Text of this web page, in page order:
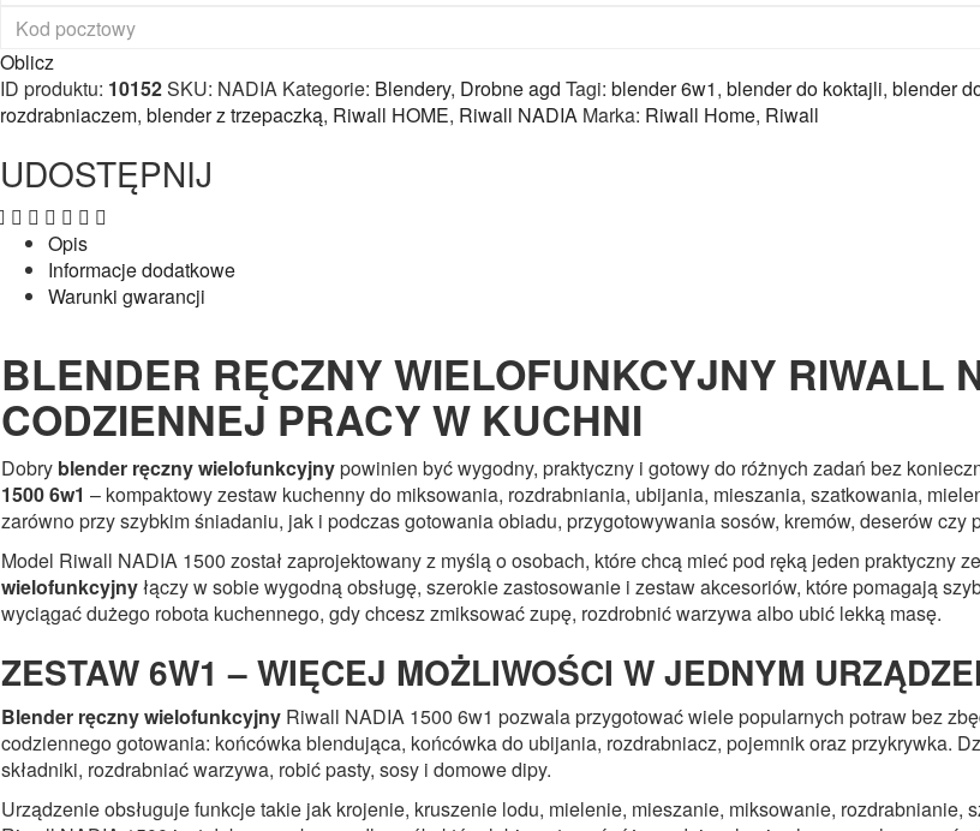
Oblicz
ID produktu: 10152SKU: NADIA Kategorie: Blendery, Drobne agd Tagi: blender 6w1, blender do koktajli, blender
rozdrabniaczem, blender z trzepaczką, Riwall HOME, Riwall NADIA Marka: Riwall Home, Riwall
UDOSTĘPNIJ
Opis
Informacje dodatkowe
Warunki gwarancji
BLENDER RĘCZNY WIELOFUNKCYJNY RIWALL
CODZIENNEJ PRACY W KUCHNI
Dobry blender ręczny wielofunkcyjnypowinien być wygodny, praktyczny i gotowy do różnych zadań bez
1500 6w1 – kompaktowy zestaw kuchenny do miksowania, rozdrabniania, ubijania, mieszania, szatkowania,
zarówno przy szybkim śniadaniu, jak i podczas gotowania obiadu, przygotowywania sosów, kremów, deserów czy
Model Riwall NADIA 1500 został zaprojektowany z myślą o osobach, które chcą mieć pod ręką jeden praktyczny
wielofunkcyjnyłączy w sobie wygodną obsługę, szerokie zastosowanie i zestaw akcesoriów, które pomagają
wyciągać dużego robota kuchennego, gdy chcesz zmiksować zupę, rozdrobnić warzywa albo ubić lekką masę.
ZESTAW 6W1 – WIĘCEJ MOŻLIWOŚCI W JEDNYM
Blender ręczny wielofunkcyjny Riwall NADIA 1500 6w1 pozwala przygotować wiele popularnych potraw bez
codziennego gotowania: końcówka blendująca, końcówka do ubijania, rozdrabniacz, pojemnik oraz przykrywka.
składniki, rozdrabniać warzywa, robić pasty, sosy i domowe dipy.
Urządzenie obsługuje funkcje takie jak krojenie, kruszenie lodu, mielenie, mieszanie, miksowanie, rozdrabnianie,